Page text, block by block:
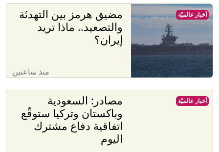
مضيق هرمز بين التهدئة
والتصعيد.. ماذا تريد
إيران؟
منذ ساعتين
أخبار عالميّة
مصادر: السعودية
وباكستان وتركيا ستوقّع
اتفاقية دفاع مشترك
اليوم
أخبار عالميّة